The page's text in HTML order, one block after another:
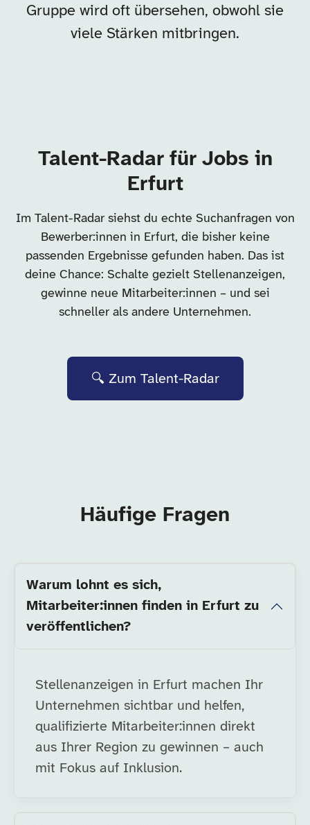
Gruppe wird oft übersehen, obwohl sie
viele Stärken mitbringen.
Talent-Radar für Jobs in
Erfurt
Im Talent-Radar siehst du echte Suchanfragen von
Bewerber:innen in Erfurt, die bisher keine
passenden Ergebnisse gefunden haben. Das ist
deine Chance: Schalte gezielt Stellenanzeigen,
gewinne neue Mitarbeiter:innen – und sei
schneller als andere Unternehmen.
🔍 Zum Talent-Radar
Häufige Fragen
Warum lohnt es sich,
Mitarbeiter:innen finden in Erfurt zu
veröffentlichen?
Stellenanzeigen in Erfurt machen Ihr
Unternehmen sichtbar und helfen,
qualifizierte Mitarbeiter:innen direkt
aus Ihrer Region zu gewinnen – auch
mit Fokus auf Inklusion.